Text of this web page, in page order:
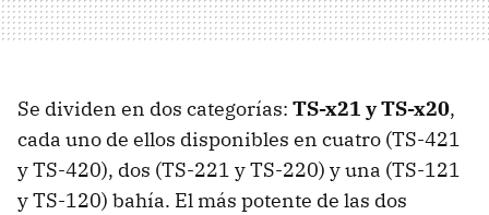
Se dividen en dos categorías: TS-x21 y TS-x20,
cada uno de ellos disponibles en cuatro (TS-421
y TS-420), dos (TS-221 y TS-220) y una (TS-121
y TS-120) bahía. El más potente de las dos